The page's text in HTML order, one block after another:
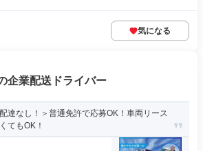
気になる
企業配送ドライバー
達なし！＞普通免許で応募OK！車両リース
てもOK！